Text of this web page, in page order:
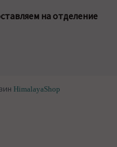
на отделение
HimalayaShop